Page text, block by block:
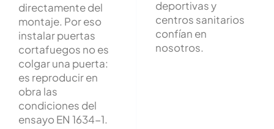
directamente del
montaje. Por eso
instalar puertas
cortafuegos no es
colgar una puerta:
es reproducir en
obra las
condiciones del
ensayo EN 1634-1.
deportivas y
centros sanitarios
confían en
nosotros.